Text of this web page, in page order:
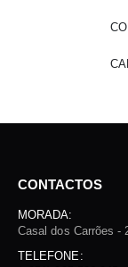
CONTACTOS
MORADA:
Casal dos Carrões -
TELEFONE: